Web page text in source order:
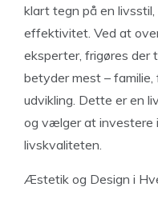
klart tegn på en
effektivitet. Ved at
eksperter, frigøres der
betyder mest –
udvikling. Dette er en
og vælger at investere
livskvaliteten.
Æstetik og Design i